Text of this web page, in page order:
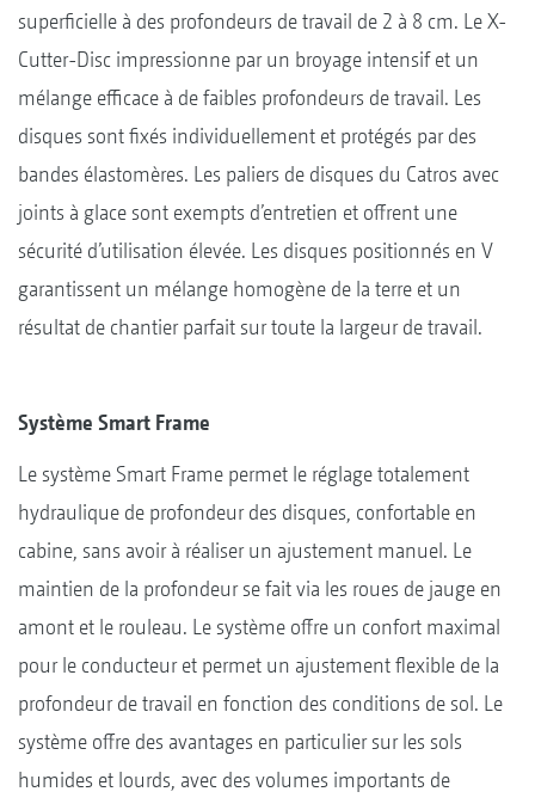
superficielle à des profondeurs de travail de 2 à 8 cm. Le X-
Cutter-Disc impressionne par un broyage intensif et un
mélange efficace à de faibles profondeurs de travail. Les
disques sont fixés individuellement et protégés par des
bandes élastomères. Les paliers de disques du Catros avec
joints à glace sont exempts d’entretien et offrent une
sécurité d’utilisation élevée. Les disques positionnés en V
garantissent un mélange homogène de la terre et un
résultat de chantier parfait sur toute la largeur de travail.
Système Smart Frame
Le système Smart Frame permet le réglage totalement
hydraulique de profondeur des disques, confortable en
cabine, sans avoir à réaliser un ajustement manuel. Le
maintien de la profondeur se fait via les roues de jauge en
amont et le rouleau. Le système offre un confort maximal
pour le conducteur et permet un ajustement flexible de la
profondeur de travail en fonction des conditions de sol. Le
système offre des avantages en particulier sur les sols
humides et lourds, avec des volumes importants de